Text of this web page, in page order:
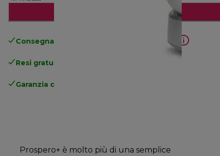
Consegna gratuita standard superiore a 49€
Resi gratuiti
Garanzia completa
Prospero+ è molto più di una semplice